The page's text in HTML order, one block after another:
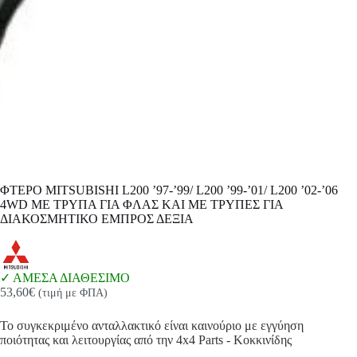
ΦΤΕΡΟ MITSUBISHI L200 ’97-’99/ L200 ’99-’01/ L200 ’02-’06
4WD ΜΕ ΤΡΥΠΑ ΓΙΑ ΦΛΑΣ ΚΑΙ ΜΕ ΤΡΥΠΕΣ ΓΙΑ
ΔΙΑΚΟΣΜΗΤΙΚΟ ΕΜΠΡΟΣ ΔΕΞΙΑ
ΑΜΕΣΑ ΔΙΑΘΕΣΙΜΟ
53,60€ (τιμή με ΦΠΑ)
Το συγκεκριμένο ανταλλακτικό είναι καινούριο με εγγύηση
ποιότητας και λειτουργίας από την 4x4 Parts - Κοκκινίδης